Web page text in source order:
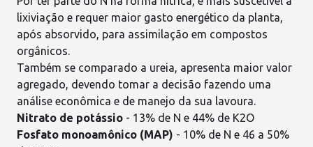
lixiviação e requer maior gasto energético da planta,
após absorvido, para assimilação em compostos
orgânicos.
Também se comparado a ureia, apresenta maior valor
agregado, devendo tomar a decisão fazendo uma
análise econômica e de manejo da sua lavoura.
Nitrato de potássio - 13% de N e 44% de K2O
Fosfato monoamônico (MAP) - 10% de N e 46 a 50%